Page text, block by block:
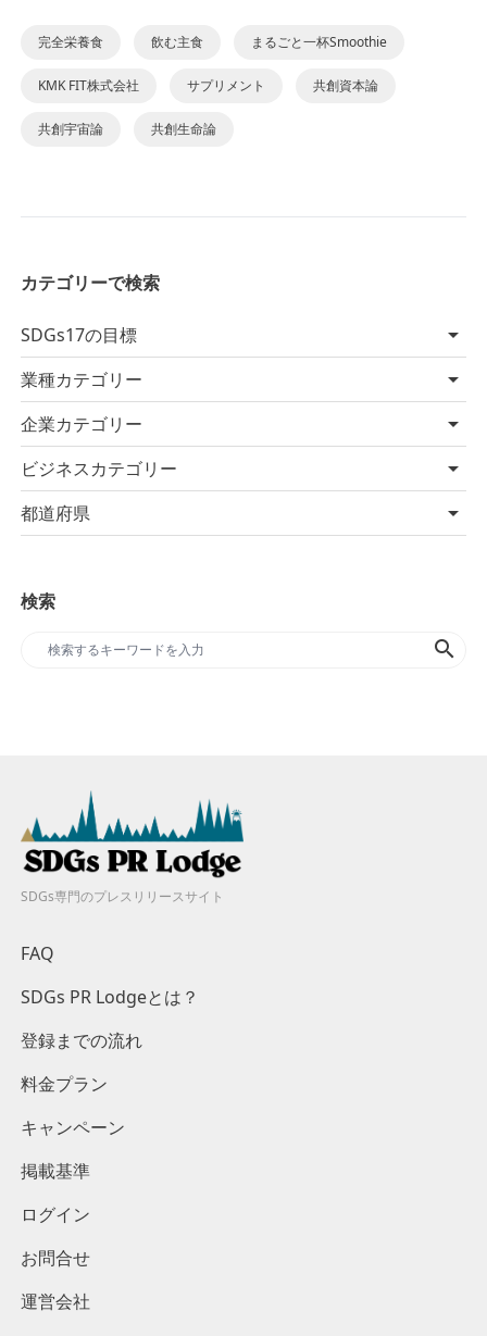
完全栄養食 飲む主食 まるごと一杯Smoothie
KMK FIT株式会社 サプリメント 共創資本論
共創宇宙論 共創生命論
カテゴリーで検索
SDGs17の目標
業種カテゴリー
企業カテゴリー
ビジネスカテゴリー
都道府県
検索
search
SDGs専門のプレスリリースサイト
FAQ
SDGs PR Lodgeとは？
登録までの流れ
料金プラン
キャンペーン
掲載基準
ログイン
お問合せ
運営会社